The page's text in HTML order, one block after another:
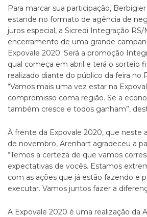
Para marcar sua participação,
estande no formato de agência de
juros especial, a Sicredi Integração RS/
encerramento de uma grande
Expovale 2020. Será a promoção
qual começa em abril e terá o sorteio
realizado diante do público da feira no
“Vamos mais uma vez estar na
compromisso coma região. Se a
também cresce e todos ganham”,
À frente da Expovale 2020, que neste
de novembro, Arenhart agradeceu a
“Temos a certeza de que vamos
expectativas de vocês. Estamos
com as ações que já estão fazendo e
executar. Vamos juntos fazer a
A Expovale 2020 é uma realização da